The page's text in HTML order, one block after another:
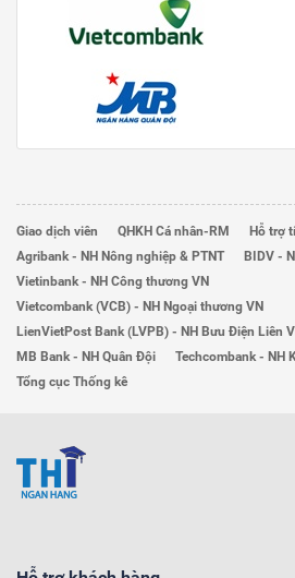
Giao dịch viên QHKH Cá nhân-RM Hỗ trợ
Agribank - NH Nông nghiệp & PTNT
BIDV -
Vietinbank - NH Công thương VN
Vietcombank (VCB) - NH Ngoại thương VN
LienVietPost Bank (LVPB) - NH Bưu Điện Liên
MB Bank - NH Quân Đội
Techcombank - NH
Tổng cục Thống kê